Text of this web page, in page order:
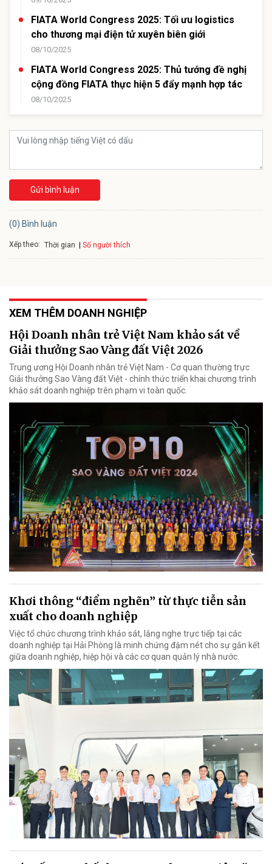
FIATA World Congress 2025: Tối ưu logistics
cho thương mại điện tử xuyên biên giới
08/10/2025
FIATA World Congress 2025: Thủ tướng đề nghị
cộng đồng FIATA thực hiện 5 đẩy mạnh hợp tác
08/10/2025
Gửi bình luận
(0) Bình luận
Xếp theo: Thời gian Số người thích
XEM THÊM DOANH NGHIỆP
Hội Doanh nhân trẻ Việt Nam khảo sát về
Giải thưởng Sao Vàng đất Việt 2026
Trung ương Hội Doanh nhân trẻ Việt Nam - Cơ quan thường trực
Giải thưởng Sao Vàng đất Việt - chính thức triển khai chương trình
khảo sát doanh nghiệp trên phạm vi toàn quốc.
Khơi thông “điểm nghẽn” từ thực tiễn sản
xuất cho doanh nghiệp
Việc tổ chức chương trình khảo sát, lắng nghe trực tiếp tại các
doanh nghiệp tại Hải Phòng là minh chứng đậm nét cho sự gắn kết
giữa doanh nghiệp, hiệp hội và các cơ quan quản lý nhà nước.